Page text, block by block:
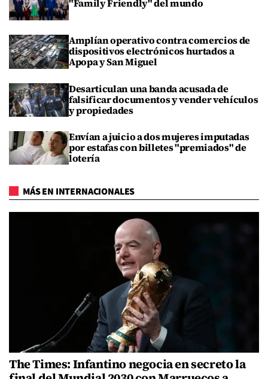
"Family Friendly" del mundo
Amplían operativo contra comercios de
dispositivos electrónicos hurtados a
Apopa y San Miguel
Desarticulan una banda acusada de
falsificar documentos y vender vehículos
y propiedades
Envían a juicio a dos mujeres imputadas
por estafas con billetes "premiados" de
lotería
MÁS EN INTERNACIONALES
The Times: Infantino negocia en secreto la